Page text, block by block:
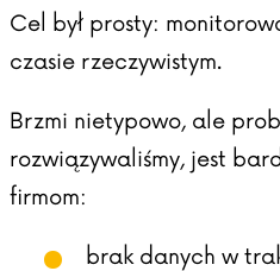
Cel był prosty:
czasie rzeczywistym.
Brzmi nietypowo, ale
rozwiązywaliśmy, jest
firmom:
brak danych w